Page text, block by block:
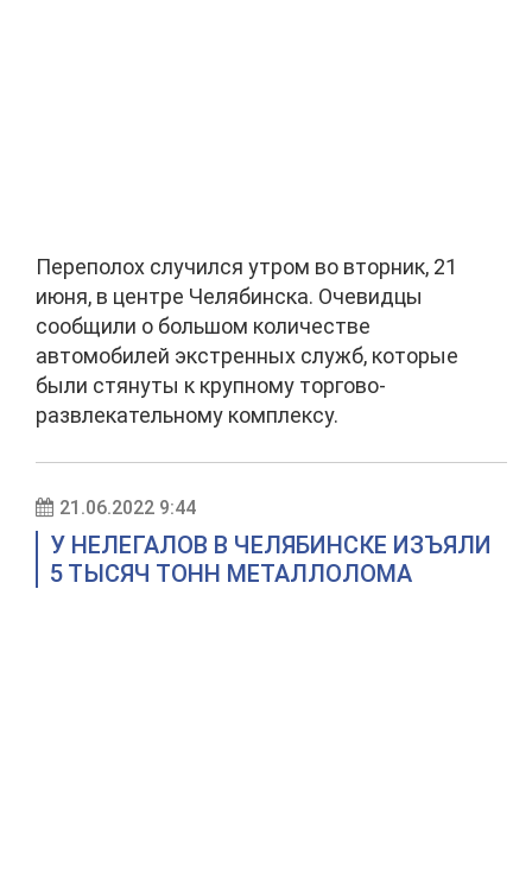
Переполох случился утром во вторник, 21
июня, в центре Челябинска. Очевидцы
сообщили о большом количестве
автомобилей экстренных служб, которые
были стянуты к крупному торгово-
развлекательному комплексу.
21.06.2022 9:44
У НЕЛЕГАЛОВ В ЧЕЛЯБИНСКЕ ИЗЪЯЛИ
5 ТЫСЯЧ ТОНН МЕТАЛЛОЛОМА